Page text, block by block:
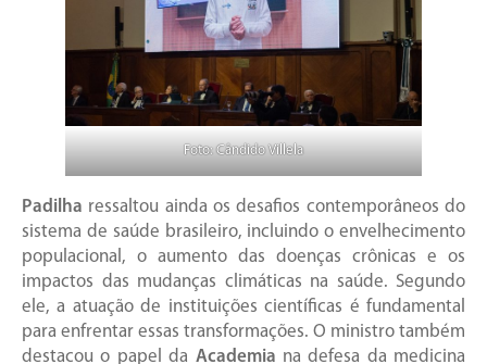
Foto: Cândido Villela
Padilha ressaltou ainda os desafios contemporâneos do
sistema de saúde brasileiro, incluindo o envelhecimento
populacional, o aumento das doenças crônicas e os
impactos das mudanças climáticas na saúde. Segundo
ele, a atuação de instituições científicas é fundamental
para enfrentar essas transformações. O ministro também
destacou o papel da Academia na defesa da medicina